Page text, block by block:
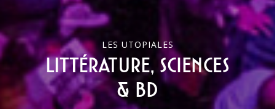
LES UTOPIALES
Littérature, sciences
& bd